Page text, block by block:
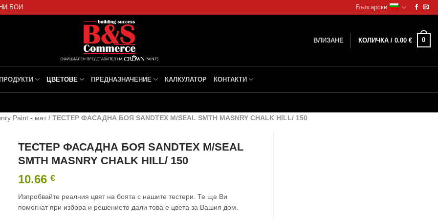
БОИ Български
ВЛИЗАНЕ КОЛИЧКА / 0.00 € 0
ЦВЕТОВЕ ПРЕДНАЗНАЧЕНИЕ КАЛКУЛАТОР КОНТАКТИ
Paint - мат / ТЕСТЕР ФАСАДНА БОЯ SANDTEX M/SEAL SMTH MASNRY CHALK HILL/ 150
ТЕСТЕР ФАСАДНА БОЯ SANDTEX M/SEAL
SMTH MASNRY CHALK HILL/ 150
10.66€
Изпробвайте реалния цвят на боята с нашите тестери. Те ще Ви
помогнат при избора и решението дали това е цвета за Вашия дом.